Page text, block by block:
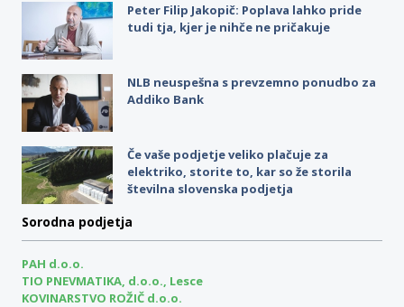
Peter Filip Jakopič: Poplava lahko pride
tudi tja, kjer je nihče ne pričakuje
NLB neuspešna s prevzemno ponudbo za
Addiko Bank
Če vaše podjetje veliko plačuje za
elektriko, storite to, kar so že storila
številna slovenska podjetja
Sorodna podjetja
PAH d.o.o.
TIO PNEVMATIKA, d.o.o., Lesce
KOVINARSTVO ROŽIČ d.o.o.